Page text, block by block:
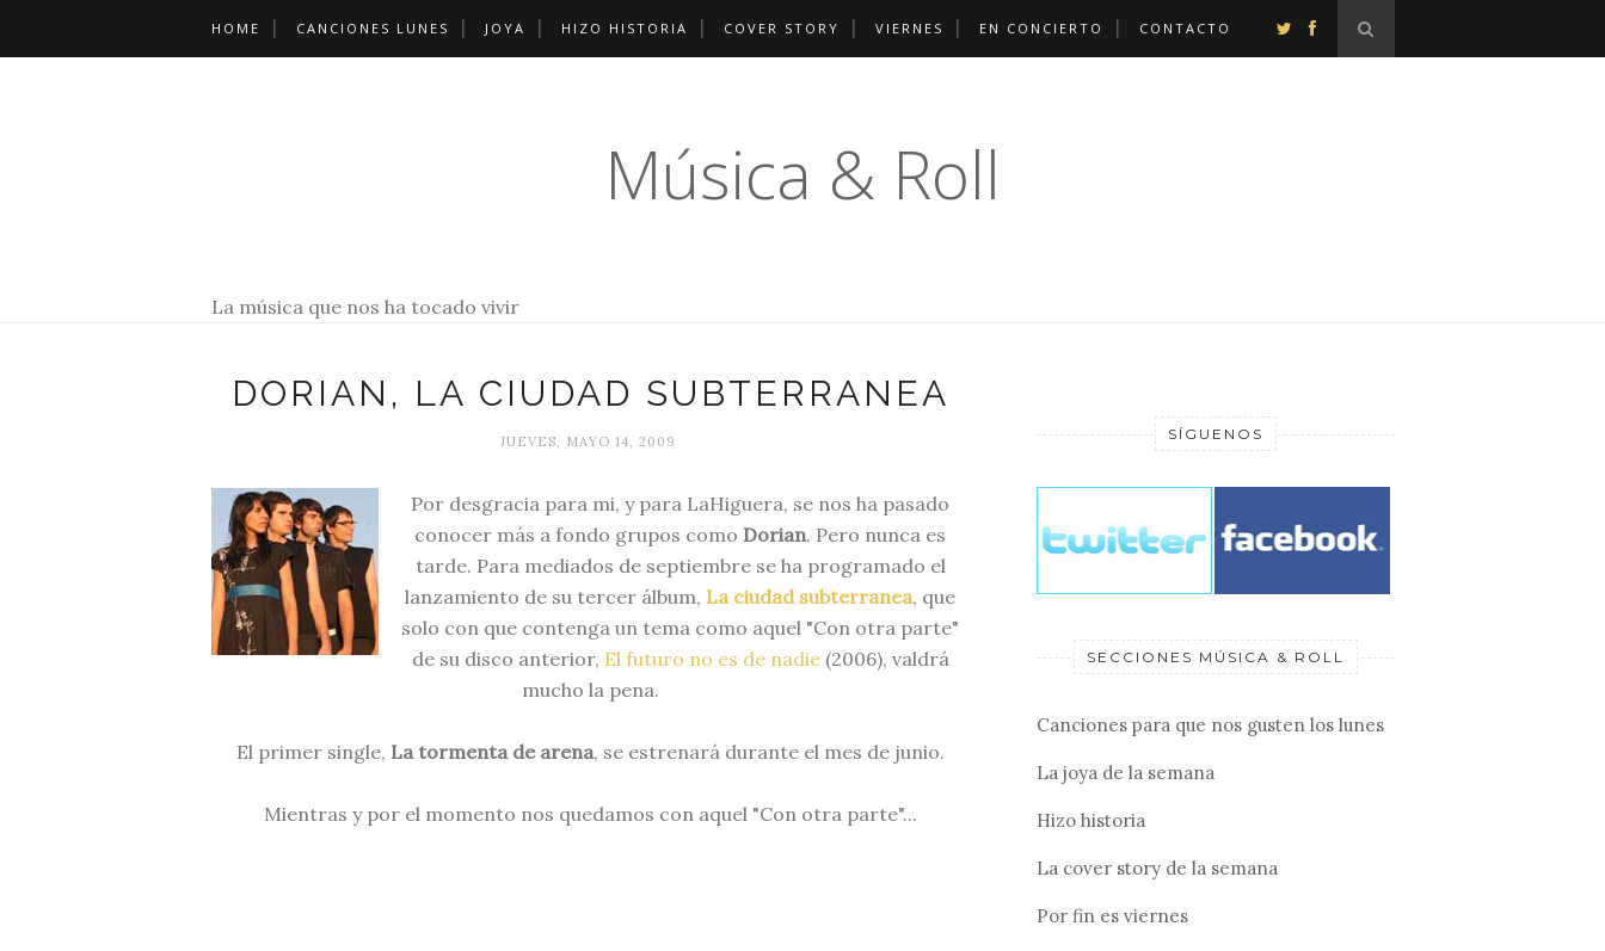
HOME CANCIONES LUNES JOYA HIZO HISTORIA COVER STORY VIERNES EN CONCIERTO CONTACTO
Música & Roll
La música que nos ha tocado vivir
DORIAN, LA CIUDAD SUBTERRANEA
JUEVES, MAYO 14, 2009
Por desgracia para mi, y para LaHiguera, se nos ha pasado
conocer más a fondo grupos como Dorian. Pero nunca es
tarde. Para mediados de septiembre se ha programado el
lanzamiento de su tercer álbum, La ciudad subterranea, que
solo con que contenga un tema como aquel "Con otra parte"
de su disco anterior, El futuro no es de nadie(2006), valdrá
mucho la pena.
El primer single, La tormenta de arena, se estrenará durante el mes de junio.
Mientras y por el momento nos quedamos con aquel "Con otra parte"...
SÍGUENOS
SECCIONES MÚSICA & ROLL
Canciones para que nos gusten los lunes
La joya de la semana
Hizo historia
La cover story de la semana
Por fin es viernes